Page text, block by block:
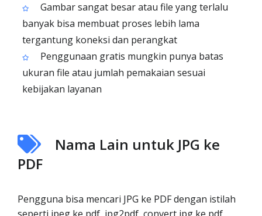
Gambar sangat besar atau file yang terlalu
banyak bisa membuat proses lebih lama
tergantung koneksi dan perangkat
Penggunaan gratis mungkin punya batas
ukuran file atau jumlah pemakaian sesuai
kebijakan layanan
Nama Lain untuk JPG ke
PDF
Pengguna bisa mencari JPG ke PDF dengan istilah